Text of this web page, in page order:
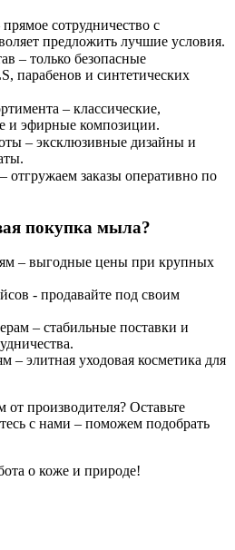
сотрудничество с
предложить лучшие условия.
– только безопасные
парабенов и синтетических
– классические,
и эфирные композиции.
– эксклюзивные дизайны и
отгружаем заказы оперативно по
покупка мыла?
– выгодные цены при крупных
- продавайте под своим
– стабильные поставки и
– элитная уходовая косметика для
производителя? Оставьте
с нами – поможем подобрать
о коже и природе!